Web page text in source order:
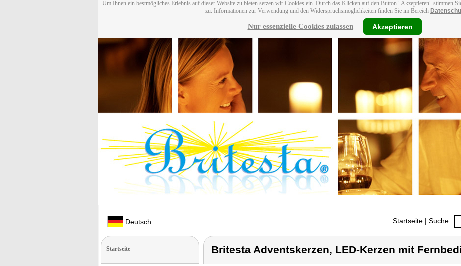
Um Ihnen ein bestmögliches Erlebnis auf dieser Website zu bieten setzen wir Cookies ein. Durch das Klicken auf den Button "Akzeptieren" stimmen
zu. Informationen zur Verwendung und den Widerspruchsmöglichkeiten finden Sie im Bereich
Nur essenzielle Cookies zulassen Akzeptieren
Deutsch Startseite | Suche:
Startseite Britesta Adventskerzen, LED-Kerzen mit